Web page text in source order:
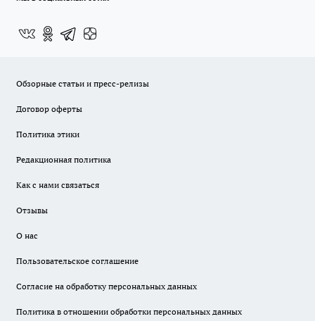
Обзорные статьи и пресс-релизы
Договор оферты
Политика этики
Редакционная политика
Как с нами связаться
Отзывы
О нас
Пользовательское соглашение
Согласие на обработку персональных данных
Политика в отношении обработки персональных данных